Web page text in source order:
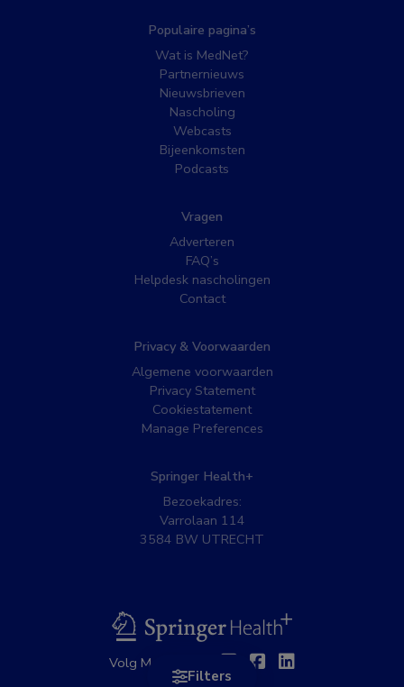
Filters
Populaire pagina’s
Wat is MedNet?
Partnernieuws
Nieuwsbrieven
Nascholing
Webcasts
Bijeenkomsten
Podcasts
Vragen
Adverteren
FAQ’s
Helpdesk nascholingen
Contact
Privacy & Voorwaarden
Algemene voorwaarden
Privacy Statement
Cookiestatement
Manage Preferences
Springer Health+
Bezoekadres:
Varrolaan 114
3584 BW UTRECHT
BSL
Volg MedNet op: TwitterFacebook
Linkedin